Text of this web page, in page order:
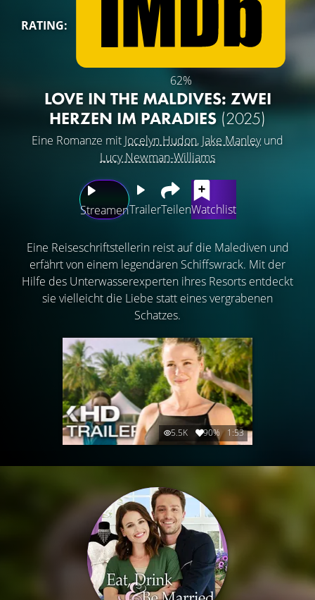
RATING:
62%
LOVE IN THE MALDIVES: ZWEI
HERZEN IM PARADIES (2025)
Eine Romanze mit Jocelyn Hudon, Jake Manleyund
Lucy Newman-Williams
StreamenTrailerTeilenWatchlist
Eine Reiseschriftstellerin reist auf die Malediven und
erfährt von einem legendären Schiffswrack. Mit der
Hilfe des Unterwasserexperten ihres Resorts entdeckt
sie vielleicht die Liebe statt eines vergrabenen
Schatzes.
5.5K 90% 1:53